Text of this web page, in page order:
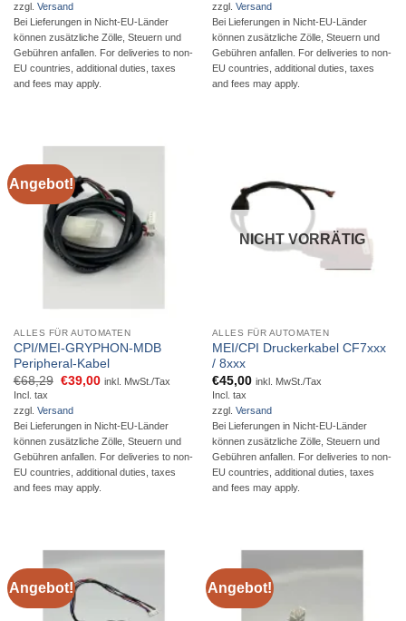
€56,43
zzgl. Versand
Bei Lieferungen in Nicht-EU-Länder
können zusätzliche Zölle, Steuern und
Gebühren anfallen. For deliveries to non-
EU countries, additional duties, taxes
and fees may apply.
€62,70
zzgl. Versand
Bei Lieferungen in Nicht-EU-Länder
können zusätzliche Zölle, Steuern und
Gebühren anfallen. For deliveries to non-
EU countries, additional duties, taxes
and fees may apply.
Angebot!
ALLES FÜR AUTOMATEN
CPI/MEI-GRYPHON-MDB
Peripheral-Kabel
€68,29 Ursprünglicher
€68,29
€39,00Aktueller
inkl. MwSt./Tax
Incl. tax
zzgl. Versand
Bei Lieferungen in Nicht-EU-Länder
können zusätzliche Zölle, Steuern und
Gebühren anfallen. For deliveries to non-
EU countries, additional duties, taxes
and fees may apply.
NICHT VORRÄTIG
ALLES FÜR AUTOMATEN
MEI/CPI Druckerkabel CF7xxx
/ 8xxx
€45,00 inkl. MwSt./Tax
Incl. tax
zzgl. Versand
Bei Lieferungen in Nicht-EU-Länder
können zusätzliche Zölle, Steuern und
Gebühren anfallen. For deliveries to non-
EU countries, additional duties, taxes
and fees may apply.
Angebot! Angebot!